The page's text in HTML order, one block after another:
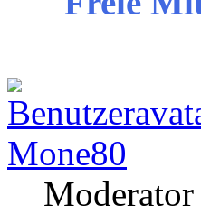
Mone80
Moderator